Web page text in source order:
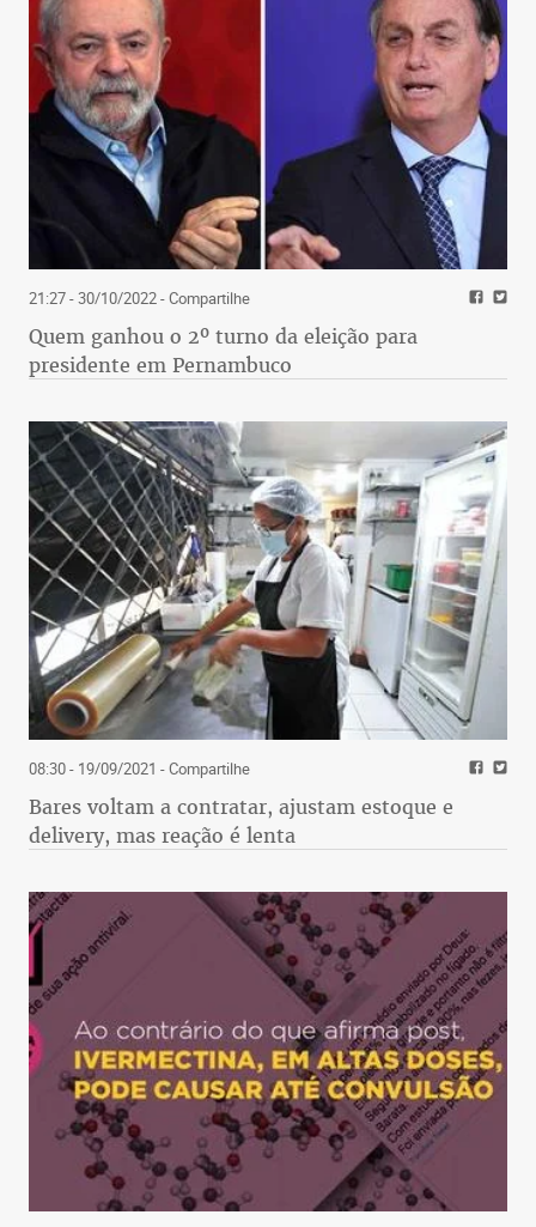
21:27 - 30/10/2022- Compartilhe
Quem ganhou o 2º turno da eleição para
presidente em Pernambuco
08:30 - 19/09/2021 - Compartilhe
Bares voltam a contratar, ajustam estoque e
delivery, mas reação é lenta